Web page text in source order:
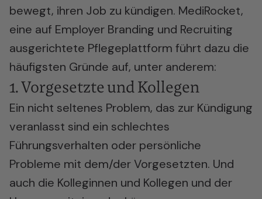
bewegt, ihren Job zu kündigen. MediRocket,
eine auf Employer Branding und Recruiting
ausgerichtete Pflegeplattform führt dazu die
häufigsten Gründe auf, unter anderem:
1. Vorgesetzte und Kollegen
Ein nicht seltenes Problem, das zur Kündigung
veranlasst sind ein schlechtes
Führungsverhalten oder persönliche
Probleme mit dem/der Vorgesetzten. Und
auch die Kolleginnen und Kollegen und der